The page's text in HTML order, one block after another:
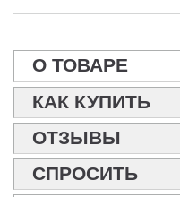
О ТОВАРЕ
КАК КУПИТЬ
ОТЗЫВЫ
СПРОСИТЬ